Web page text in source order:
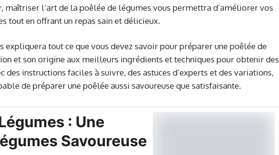
maîtriser l’art de la poêlée de légumes vous permettra d’améliorer vos
tout en offrant un repas sain et délicieux.
expliquera tout ce que vous devez savoir pour préparer une poêlée de
et son origine aux meilleurs ingrédients et techniques pour obtenir des
des instructions faciles à suivre, des astuces d’experts et des variations,
de préparer une poêlée aussi savoureuse que satisfaisante.
: Une
Savoureuse